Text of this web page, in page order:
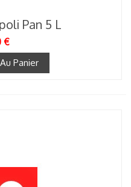
Pan 5 L
€
Panier